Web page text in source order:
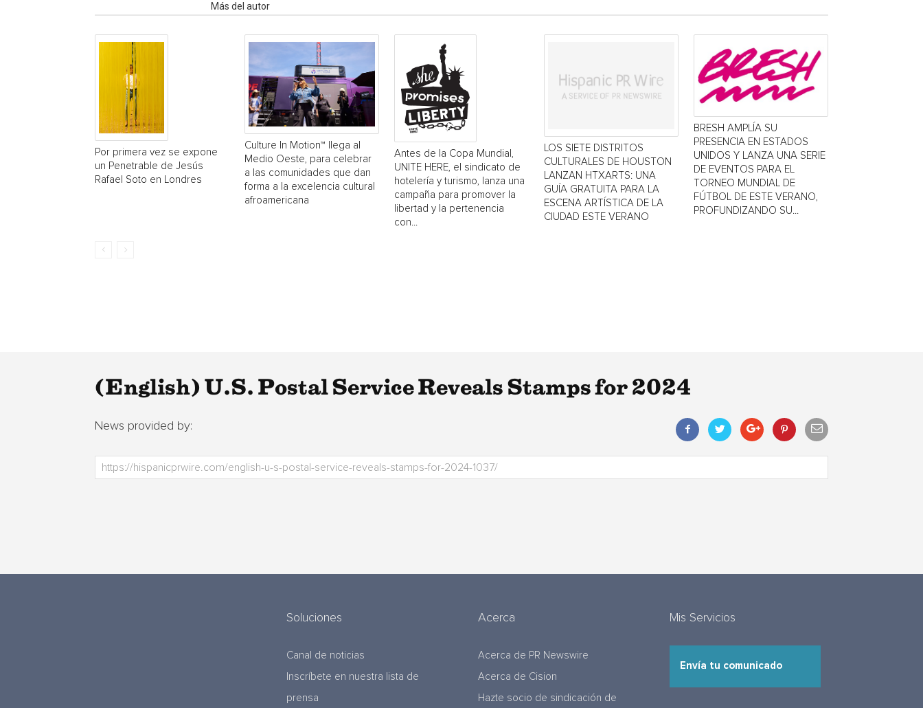
Más del autor
Por primera vez se expone
un Penetrable de Jesús
Rafael Soto en Londres
Culture In Motion™ llega al
Medio Oeste, para celebrar
a las comunidades que dan
forma a la excelencia cultural
afroamericana
Antes de la Copa Mundial,
UNITE HERE, el sindicato de
hotelería y turismo, lanza una
campaña para promover la
libertad y la pertenencia
con...
LOS SIETE DISTRITOS
CULTURALES DE HOUSTON
LANZAN HTXARTS: UNA
GUÍA GRATUITA PARA LA
ESCENA ARTÍSTICA DE LA
CIUDAD ESTE VERANO
BRESH AMPLÍA SU
PRESENCIA EN ESTADOS
UNIDOS Y LANZA UNA SERIE
DE EVENTOS PARA EL
TORNEO MUNDIAL DE
FÚTBOL DE ESTE VERANO,
PROFUNDIZANDO SU...
(English) U.S. Postal Service Reveals Stamps for 2024
News provided by:
Soluciones
Canal de noticias
Inscríbete en nuestra lista de
prensa
Acerca
Acerca de PR Newswire
Acerca de Cision
Hazte socio de sindicación de
Mis Servicios
Envía tu comunicado